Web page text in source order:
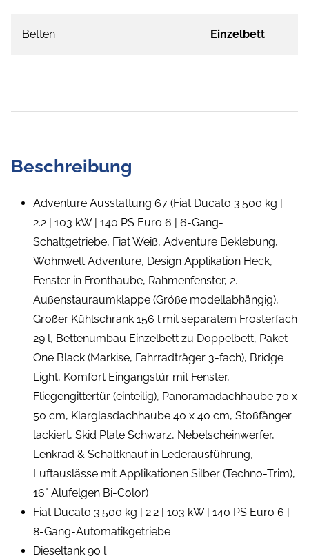
Betten Einzelbett
Beschreibung
Adventure Ausstattung 67 (Fiat Ducato 3.500 kg |
2.2 | 103 kW | 140 PS Euro 6 | 6-Gang-
Schaltgetriebe, Fiat Weiß, Adventure Beklebung,
Wohnwelt Adventure, Design Applikation Heck,
Fenster in Fronthaube, Rahmenfenster, 2.
Außenstauraumklappe (Größe modellabhängig),
Großer Kühlschrank 156 l mit separatem Frosterfach
29 l, Bettenumbau Einzelbett zu Doppelbett, Paket
One Black (Markise, Fahrradträger 3-fach), Bridge
Light, Komfort Eingangstür mit Fenster,
Fliegengittertür (einteilig), Panoramadachhaube 70 x
50 cm, Klarglasdachhaube 40 x 40 cm, Stoßfänger
lackiert, Skid Plate Schwarz, Nebelscheinwerfer,
Lenkrad & Schaltknauf in Lederausführung,
Luftauslässe mit Applikationen Silber (Techno-Trim),
16" Alufelgen Bi-Color)
Fiat Ducato 3.500 kg | 2.2 | 103 kW | 140 PS Euro 6 |
8-Gang-Automatikgetriebe
Dieseltank 90 l